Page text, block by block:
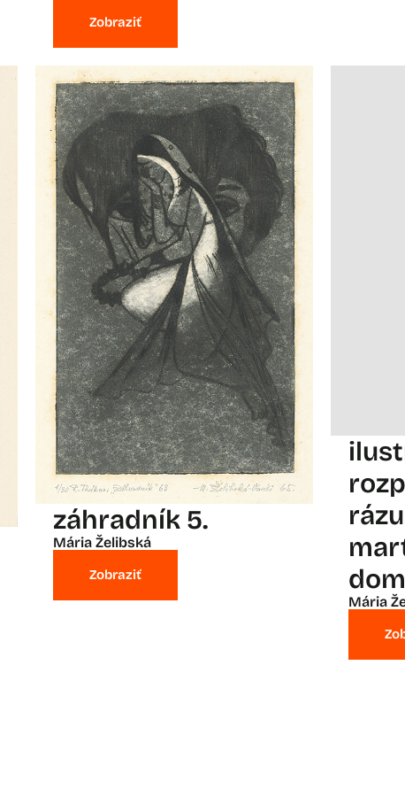
Zobraziť
záhradník 5.
Mária Želibská
Zobraziť
Mária